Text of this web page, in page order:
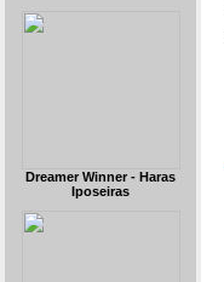
Dreamer Winner - Haras
Iposeiras